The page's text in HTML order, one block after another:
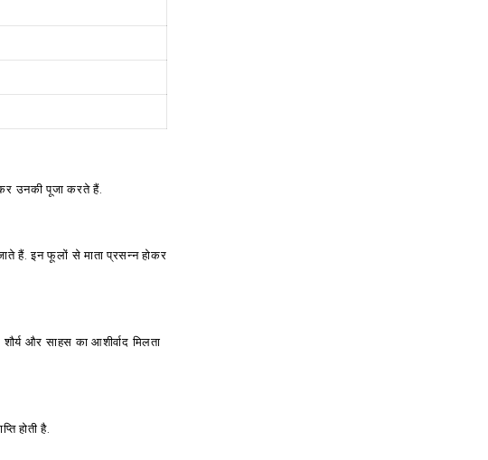
उनकी पूजा करते हैं.
हैं. इन फूलों से माता प्रसन्न होकर
और साहस का आशीर्वाद मिलता
होती है.